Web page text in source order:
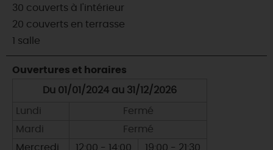
30 couverts à l'intérieur
20 couverts en terrasse
1 salle
Ouvertures et horaires
Du 01/01/2024 au 31/12/2026
Lundi
Fermé
Mardi
Fermé
Mercredi
12:00 - 14:00
19:00 - 21:30